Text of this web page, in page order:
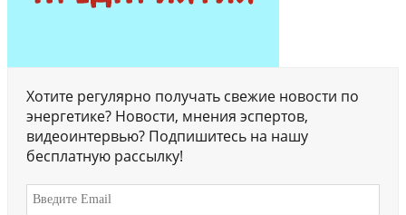
Хотите регулярно получать свежие новости по
энергетике? Новости, мнения эспертов,
видеоинтервью? Подпишитесь на нашу
бесплатную рассылку!